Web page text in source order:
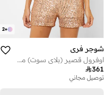
+
2
شوجر فري
اوفرول قصير (بلاي سوت) مزين بترتر
361
توصيل مجاني